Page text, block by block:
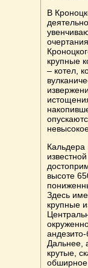
В
крупные
– котел,
Кальдера
высоте
Здесь
крупные
Дальнее,
крутые,
обширное